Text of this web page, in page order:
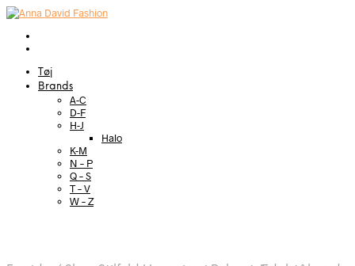
Tøj
Brands
A-C
D-F
H-J
Halo
K-M
N – P
Q – S
T – V
W – Z